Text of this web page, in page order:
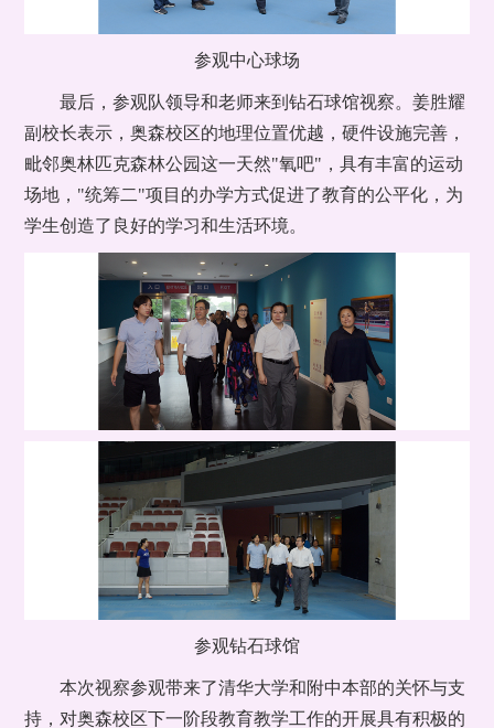
参观中心球场
最后，参观队领导和老师来到钻石球馆视察。姜胜耀
副校长表示，奥森校区的地理位置优越，硬件设施完善，
毗邻奥林匹克森林公园这一天然"氧吧"，具有丰富的运动
场地，"统筹二"项目的办学方式促进了教育的公平化，为
学生创造了良好的学习和生活环境。
参观钻石球馆
本次视察参观带来了清华大学和附中本部的关怀与支
持，对奥森校区下一阶段教育教学工作的开展具有积极的